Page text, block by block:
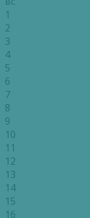
1
2
3
4
5
6
7
8
9
10
11
12
13
14
15
16